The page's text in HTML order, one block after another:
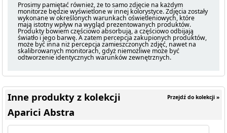
Prosimy pamiętać również, że to samo zdjęcie na każdym
monitorze będzie wyświetlone w innej kolorystyce. Zdjęcia zostały
wykonane w określonych warunkach oświetleniowych, które
mają istotny wpływ na wygląd prezentowanych produktów.
Produkty bowiem częściowo absorbują, a częściowo odbijają
światło i jego barwę. A zatem percepcja zakupionych produktów,
może być inna niż percepcja zamieszczonych zdjęć, nawet na
skalibrowanych monitorach, gdyż niemożliwe może być
odtworzenie identycznych warunków zewnętrznych.
Przejdź do kolekcji »
Inne produkty z kolekcji
Aparici Abstra